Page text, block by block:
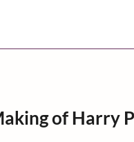
of Harry